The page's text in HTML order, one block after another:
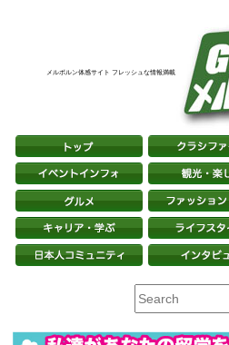
メルボルン体感サイト フレッシュな情報満載